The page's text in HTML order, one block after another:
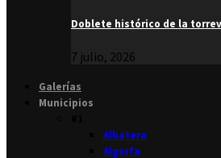
Doblete histórico de la
7 julio, 2026
Galerías
Municipios
Albatera
Algorfa